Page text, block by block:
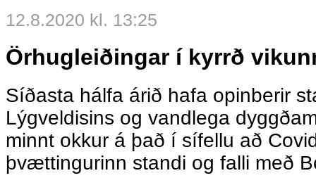
12.8.2020 kl. 13:25
Örhugleiðingar í kyrrð
Síðasta hálfa árið hafa opinberir
Lýgveldisins og vandlega
minnt okkur á það í sífellu að
þvættingurinn standi og falli með